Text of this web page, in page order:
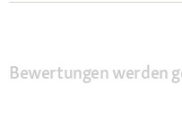
Bewertungen werden